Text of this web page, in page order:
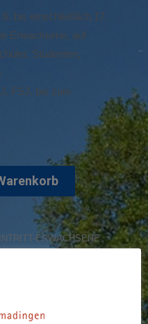
bis einschließlich 17.
Erwachsene, auf
Studenten,
FSJ, bis zum
ERWACHSENE
Share
Share